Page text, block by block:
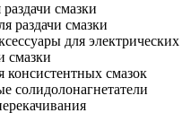
смазки
раздачи смазки
для электрических
смазки
консистентных смазок
солидолонагнетатели